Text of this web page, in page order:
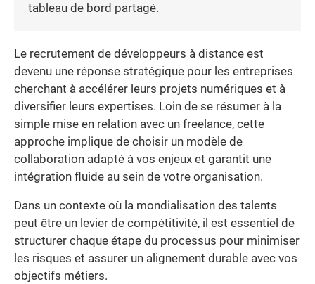
tableau de bord partagé.
Le recrutement de développeurs à distance est
devenu une réponse stratégique pour les entreprises
cherchant à accélérer leurs projets numériques et à
diversifier leurs expertises. Loin de se résumer à la
simple mise en relation avec un freelance, cette
approche implique de choisir un modèle de
collaboration adapté à vos enjeux et garantit une
intégration fluide au sein de votre organisation.
Dans un contexte où la mondialisation des talents
peut être un levier de compétitivité, il est essentiel de
structurer chaque étape du processus pour minimiser
les risques et assurer un alignement durable avec vos
objectifs métiers.